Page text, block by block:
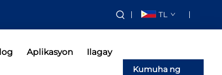
TL
Aplikasyon Ilagay
Kumuha ng